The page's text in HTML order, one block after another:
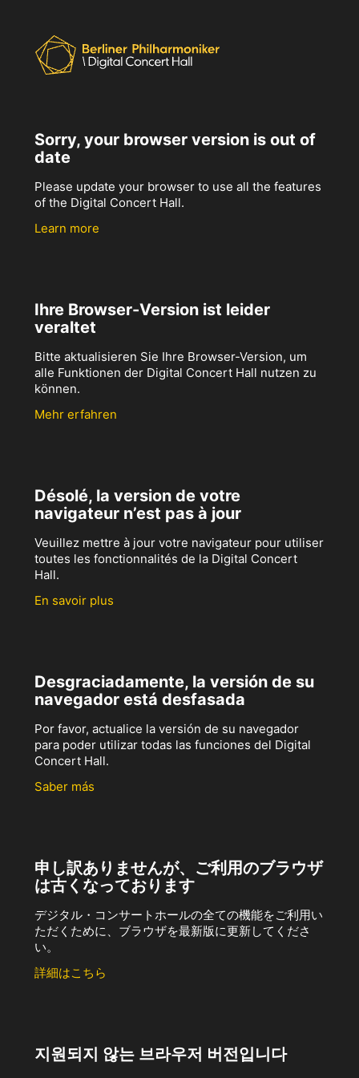
Sorry, your browser version is out of
date
Please update your browser to use all the features
of the Digital Concert Hall.
Learn more
Ihre Browser-Version ist leider
veraltet
Bitte aktualisieren Sie Ihre Browser-Version, um
alle Funktionen der Digital Concert Hall nutzen zu
können.
Mehr erfahren
Désolé, la version de votre
navigateur n’est pas à jour
Veuillez mettre à jour votre navigateur pour utiliser
toutes les fonctionnalités de la Digital Concert
Hall.
En savoir plus
Desgraciadamente, la versión de su
navegador está desfasada
Por favor, actualice la versión de su navegador
para poder utilizar todas las funciones del Digital
Concert Hall.
Saber más
申し訳ありませんが、ご利用のブラウザ
は古くなっております
デジタル・コンサートホールの全ての機能をご利用い
ただくために、ブラウザを最新版に更新してくださ
い。
詳細はこちら
지원되지 않는 브라우저 버전입니다